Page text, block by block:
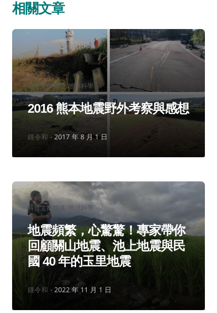
相關文章
分
類：
科普文摘精選 地球科學
2016 熊本地震野外考察與感想
作
鍾令和 2017 年 8 月 1 日
分
類：
科普文摘精選 地球科學
地震頻繁，心驚驚！專家帶你
回顧關山地震、池上地震與民
國 40 年的玉里地震
作
鍾令和 2022 年 11 月 1 日